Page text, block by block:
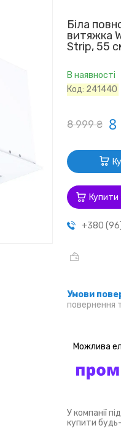
Біла
витяжка
Strip, 55
В наявності
Код: 241440
8 999 ₴ 8
Купити
+380
повернення
У компанії
купити